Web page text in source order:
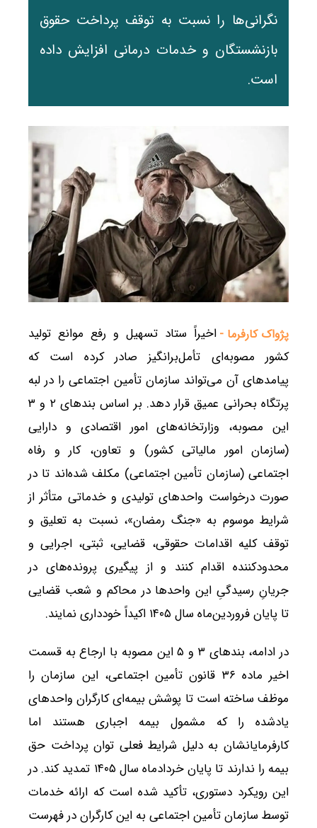
نگرانی‌ها را نسبت به توقف پرداخت حقوق
بازنشستگان و خدمات درمانی افزایش داده
است.
پژواک کارفرما - اخیراً ستاد تسهیل و رفع موانع تولید
کشور مصوبه‌ای تأمل‌برانگیز صادر کرده است که
پیامدهای آن می‌تواند سازمان تأمین اجتماعی را در لبه
پرتگاه بحرانی عمیق قرار دهد. بر اساس بندهای ۲ و ۳
این مصوبه، وزارتخانه‌های امور اقتصادی و دارایی
(سازمان امور مالیاتی کشور) و تعاون، کار و رفاه
اجتماعی (سازمان تأمین اجتماعی) مکلف شده‌اند تا در
صورت درخواست واحدهای تولیدی و خدماتی متأثر از
شرایط موسوم به «جنگ رمضان»، نسبت به تعلیق و
توقف کلیه اقدامات حقوقی، قضایی، ثبتی، اجرایی و
محدودکننده اقدام کنند و از پیگیری پرونده‌های در
جریانِ رسیدگیِ این واحدها در محاکم و شعب قضایی
تا پایان فروردین‌ماه سال ۱۴۰۵ اکیداً خودداری نمایند.
در ادامه، بندهای ۳ و ۵ این مصوبه با ارجاع به قسمت
اخیر ماده ۳۶ قانون تأمین اجتماعی، این سازمان را
موظف ساخته است تا پوشش بیمه‌ای کارگران واحدهای
یادشده را که مشمول بیمه اجباری هستند اما
کارفرمایانشان به دلیل شرایط فعلی توان پرداخت حق
بیمه را ندارند تا پایان خردادماه سال ۱۴۰۵ تمدید کند. در
این رویکرد دستوری، تأکید شده است که ارائه خدمات
توسط سازمان تأمین اجتماعی به این کارگران در فهرست